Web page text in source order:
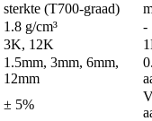
sterkte (T700-graad)
1.8 g/cm³
-
3K, 12K
1.5mm, 3mm, 6mm,
12mm
± 5%